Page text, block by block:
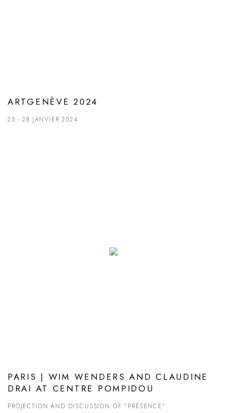
ARTGENÈVE 2024
25 - 28 JANVIER 2024
PARIS | WIM WENDERS AND CLAUDINE
DRAI AT CENTRE POMPIDOU
PROJECTION AND DISCUSSION OF "PRÉSENCE"